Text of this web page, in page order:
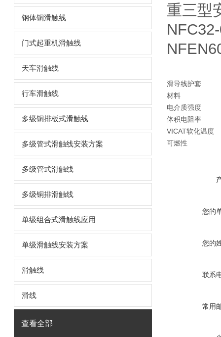
钢体铜滑触线
门式起重机滑触线
天车滑触线
行车滑触线
多级铜排板式滑触线
多级管式滑触线安装方案
多级管式滑触线
多级铜排滑触线
单级组合式滑触线应用
单级滑触线安装方案
滑触线
滑线
查看全部
重三型
滑导线护套
材料
电介质强度
体积电阻率
VICAT软化温度
可燃性
您的
您的
联系
常用